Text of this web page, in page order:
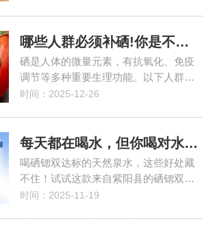
哪些人群必须补硒!你是不是其中之一?
硒是人体的微量元素，有抗氧化、免疫
调节等多种重要生理功能。以下人群…
时间：2025-12-26
每天都在喝水，但你喝对水了吗？
喝硒锶双达标的天然泉水，这些好处藏
不住！试试这款来自紫阳县的硒锶双…
时间：2025-11-19